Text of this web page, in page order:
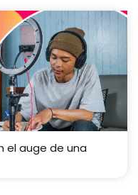
el auge de una